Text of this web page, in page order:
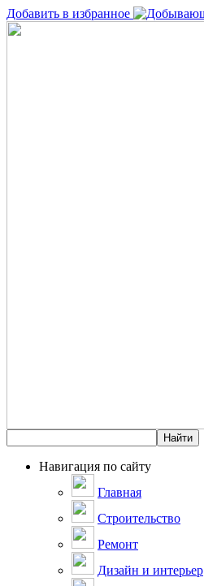
Добавить в избранное
Навигация по сайту
Главная
Строительство
Ремонт
Дизайн и интерьер